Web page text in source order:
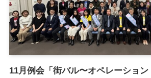
11月例会「街バル〜オペレーション